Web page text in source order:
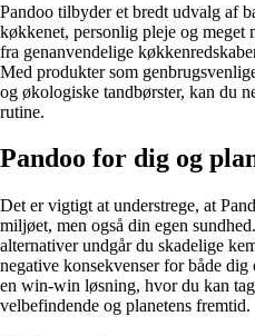
Pandoo tilbyder et bredt udvalg af
køkkenet, personlig pleje og meget
fra genanvendelige
Med produkter som
og økologiske tandbørster, kan du
rutine.
Pandoo for dig og
Det er vigtigt at understrege, at
miljøet, men også din egen
alternativer undgår du skadelige
negative konsekvenser for både
en win-win løsning, hvor du kan
velbefindende og planetens fremtid.